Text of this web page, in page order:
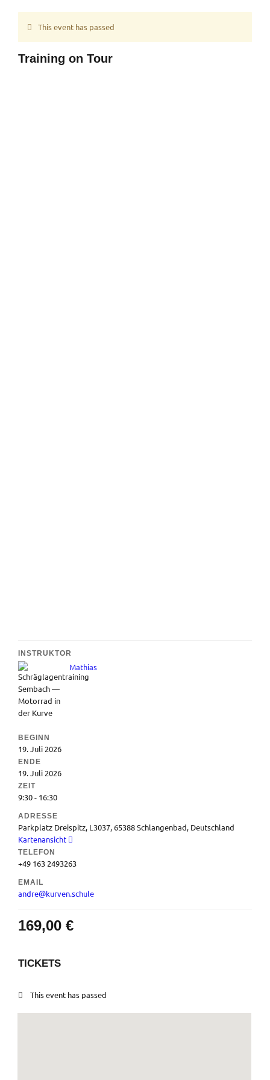
This event has passed
Training on Tour
INSTRUKTOR
Mathias
BEGINN
19. Juli 2026
ENDE
19. Juli 2026
ZEIT
9:30 - 16:30
ADRESSE
Parkplatz Dreispitz, L3037, 65388 Schlangenbad, Deutschland
Kartenansicht
TELEFON
+49 163 2493263
EMAIL
andre@kurven.schule
169,00 €
TICKETS
This event has passed